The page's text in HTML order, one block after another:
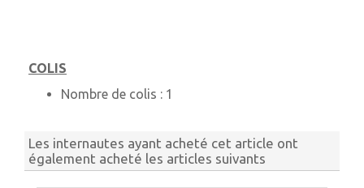
COLIS
Nombre de colis : 1
Les internautes ayant acheté cet article ont
également acheté les articles suivants